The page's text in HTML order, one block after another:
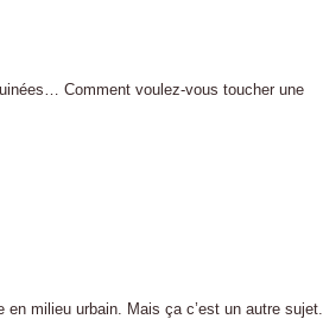
Comment voulez-vous toucher une
milieu urbain. Mais ça c’est un autre sujet.